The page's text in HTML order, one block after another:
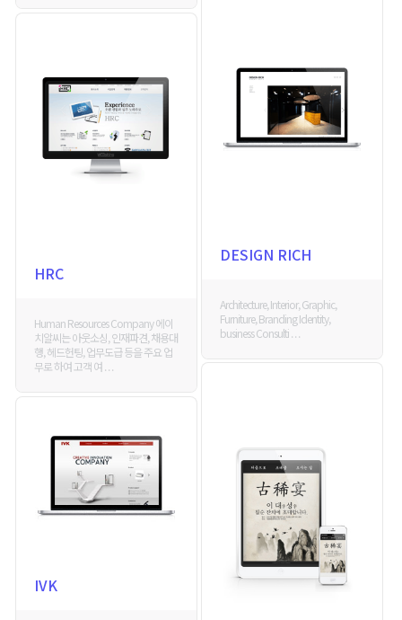
DESIGN RICH
Architecture, Interior, Graphic,
Furniture, Branding Identity,
business Consulti . . .
HRC
Human Resources Company 에이
치알씨는 아웃소싱, 인재파견, 채용대
행, 헤드헌팅, 업무도급 등을 주요 업
무로 하여 고객 여 . . .
IVK